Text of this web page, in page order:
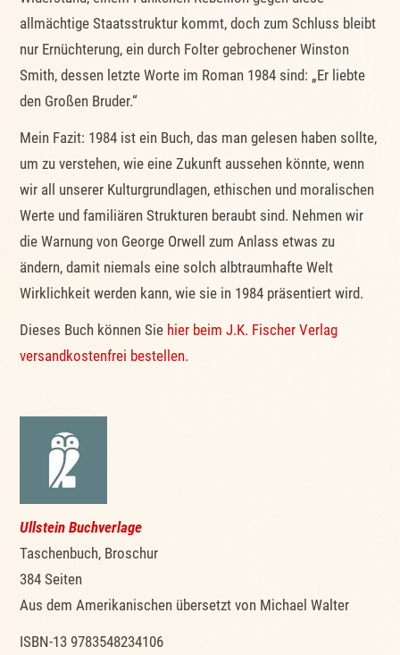
allmächtige Staatsstruktur kommt, doch zum Schluss bleibt
nur Ernüchterung, ein durch Folter gebrochener Winston
Smith, dessen letzte Worte im Roman 1984 sind: „Er liebte
den Großen Bruder.“
Mein Fazit: 1984 ist ein Buch, das man gelesen haben sollte,
um zu verstehen, wie eine Zukunft aussehen könnte, wenn
wir all unserer Kulturgrundlagen, ethischen und moralischen
Werte und familiären Strukturen beraubt sind. Nehmen wir
die Warnung von George Orwell zum Anlass etwas zu
ändern, damit niemals eine solch albtraumhafte Welt
Wirklichkeit werden kann, wie sie in 1984 präsentiert wird.
Dieses Buch können Sie hier beim J.K. Fischer Verlag
versandkostenfrei bestellen.
Ullstein Buchverlage
Taschenbuch, Broschur
384 Seiten
Aus dem Amerikanischen übersetzt von Michael Walter
ISBN-13 9783548234106